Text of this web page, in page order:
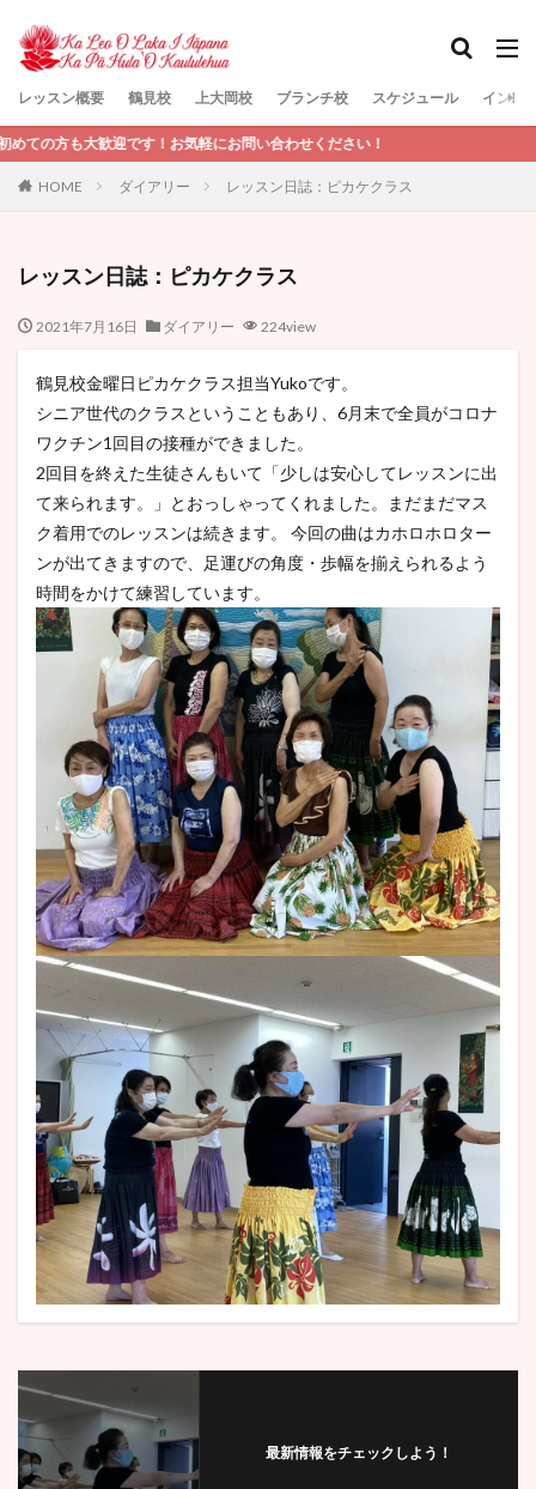
レッスン概要 鶴見校 上大岡校 ブランチ校 スケジュール インス
迎です！お気軽にお問い合わせください！
HOME ダイアリー レッスン日誌：ピカケクラス
レッスン日誌：ピカケクラス
2021年7月16日 ダイアリー 224view
鶴見校金曜日ピカケクラス担当Yukoです。
シニア世代のクラスということもあり、6月末で全員がコロナ
ワクチン1回目の接種ができました。
2回目を終えた生徒さんもいて「少しは安心してレッスンに出
て来られます。」とおっしゃってくれました。まだまだマス
ク着用でのレッスンは続きます。 今回の曲はカホロホロター
ンが出てきますので、足運びの角度・歩幅を揃えられるよう
時間をかけて練習しています。
最新情報をチェックしよう！
検索